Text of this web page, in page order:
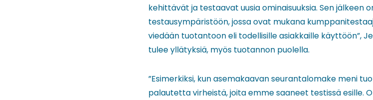
kehittävät ja testaavat uusia ominaisuuksia. Sen jälkeen
testausympäristöön, jossa ovat mukana
viedään tuotantoon eli todellisille asiakkaille käyttöön”,
tulee yllätyksiä, myös tuotannon puolella.
”Esimerkiksi, kun asemakaavan seurantalomake meni
palautetta virheistä, joita emme saaneet testissä esille.